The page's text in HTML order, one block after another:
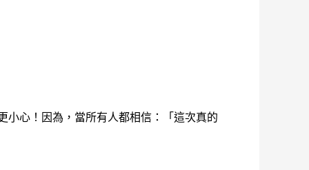
小心！因為，當所有人都相信：「這次真的